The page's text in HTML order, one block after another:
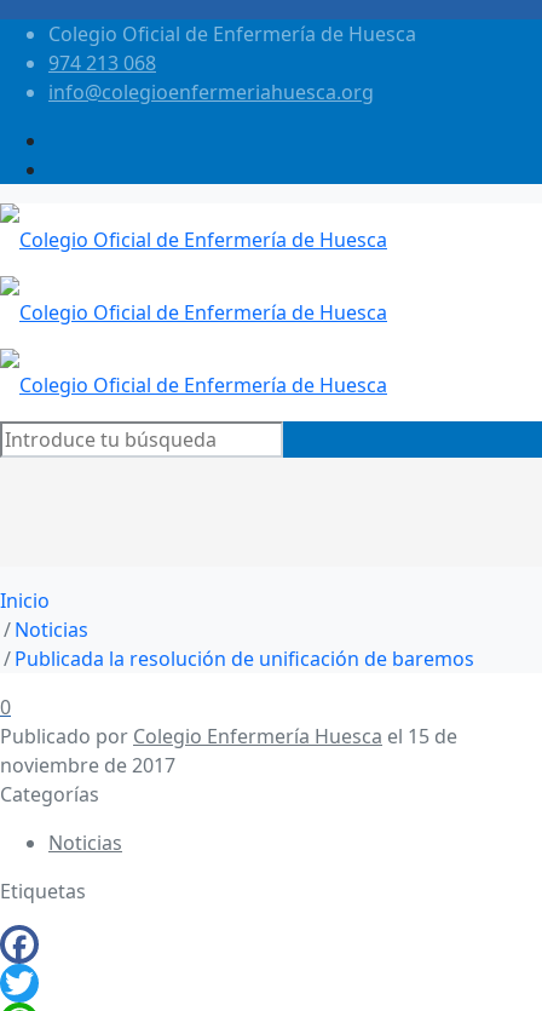
Colegio Oficial de Enfermería de Huesca
974 213 068
info@colegioenfermeriahuesca.org
Inicio
Noticias
Publicada la resolución de unificación de baremos
0
Publicado por Colegio Enfermería Huesca el 15 de
noviembre de 2017
Categorías
Noticias
Etiquetas